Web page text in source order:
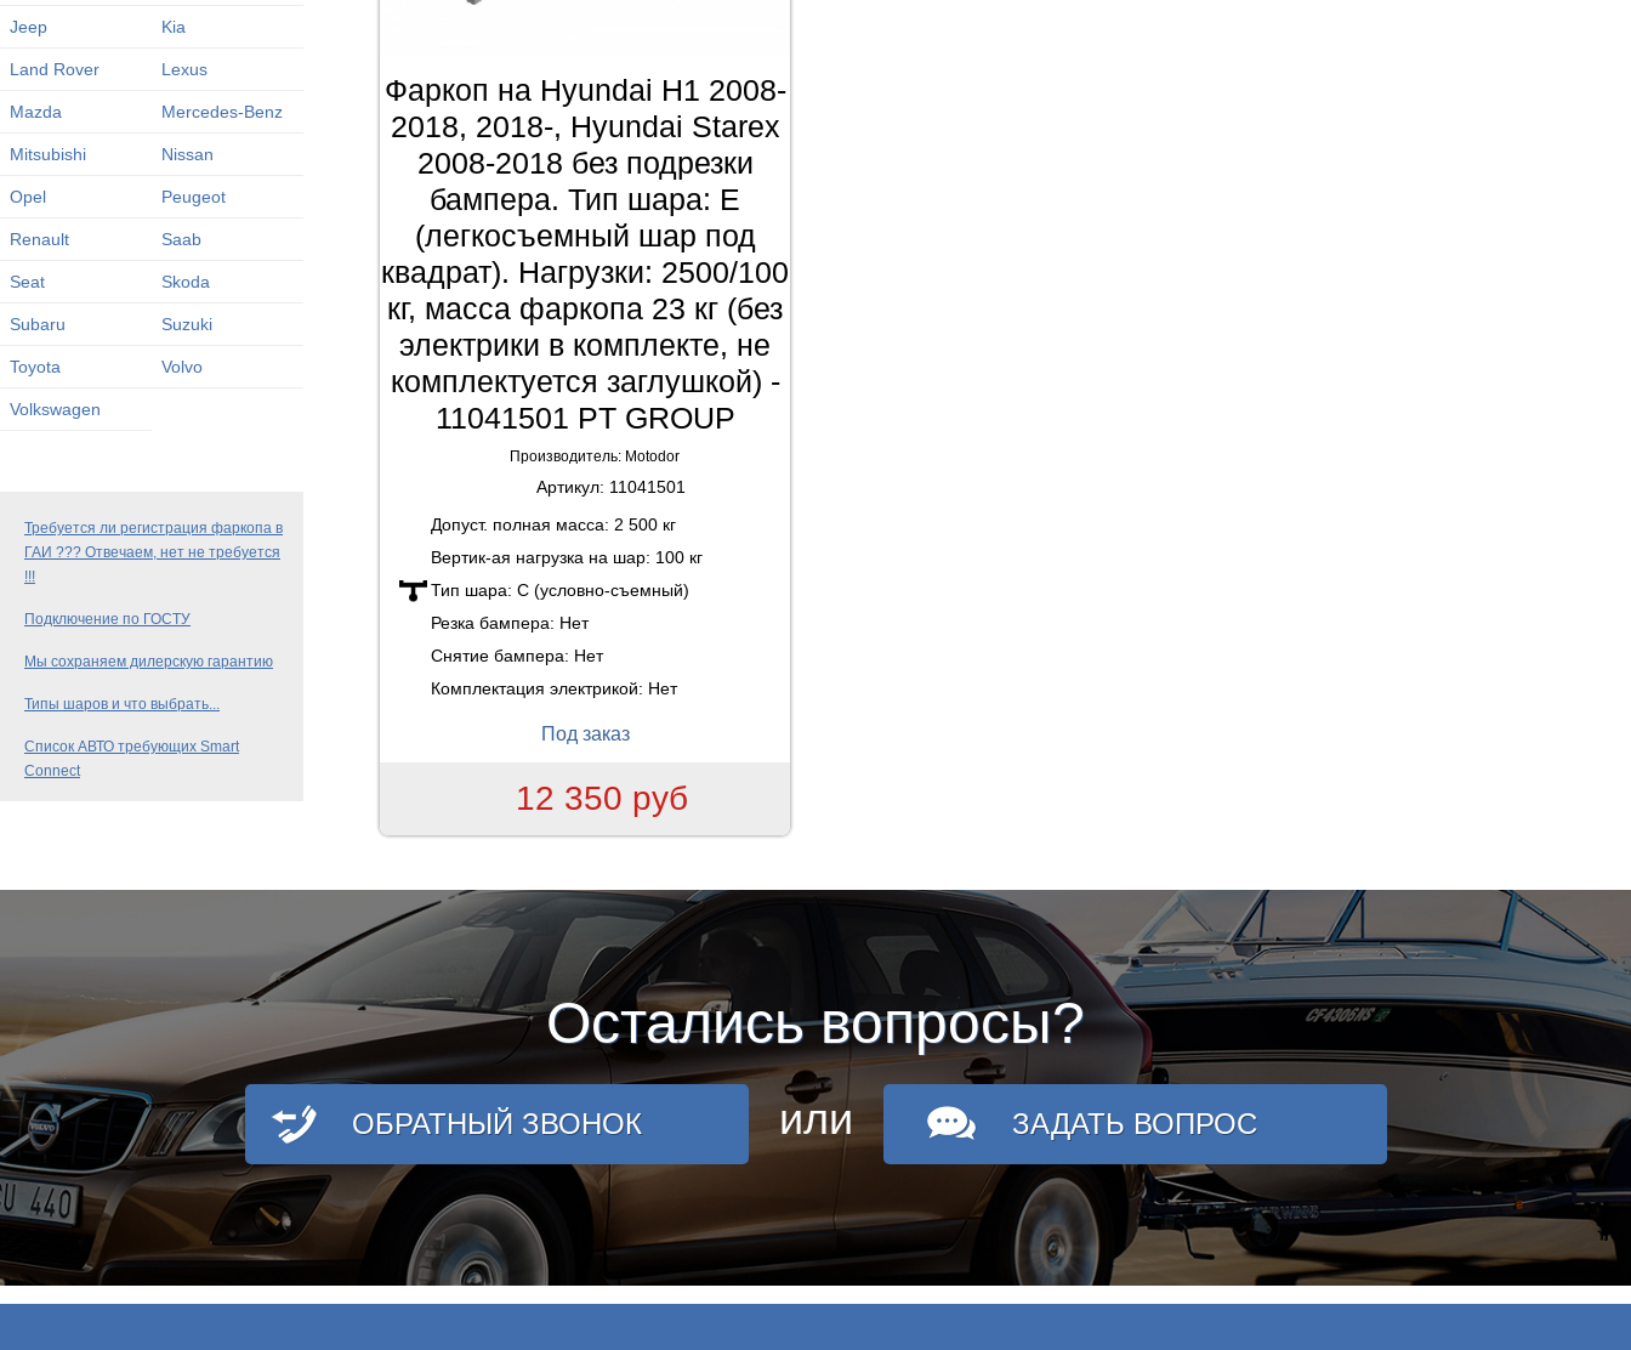
Jeep Kia
Land Rover Lexus
Mazda Mercedes-Benz
Mitsubishi Nissan
Opel Peugeot
Renault Saab
Seat Skoda
Subaru Suzuki
Toyota Volvo
Volkswagen
Требуется ли регистрация фаркопа в
ГАИ ??? Отвечаем, нет не требуется
!!!
Подключение по ГОСТУ
Мы сохраняем дилерскую гарантию
Типы шаров и что выбрать...
Список АВТО требующих Smart
Connect
Фаркоп на Hyundai H1 2008-
2018, 2018-, Hyundai Starex
2008-2018 без подрезки
бампера. Тип шара: E
(легкосъемный шар под
квадрат). Нагрузки: 2500/100
кг, масса фаркопа 23 кг (без
электрики в комплекте, не
комплектуется заглушкой) -
11041501 PT GROUP
Производитель: Motodor
Артикул: 11041501
Допуст. полная масса: 2 500 кг
Вертик-ая нагрузка на шар: 100 кг
Тип шара: C (условно-съемный)
Резка бампера: Нет
Снятие бампера: Нет
Комплектация электрикой: Нет
Под заказ
12 350 руб
Остались вопросы?
ОБРАТНЫЙ ЗВОНОК или ЗАДАТЬ ВОПРОС